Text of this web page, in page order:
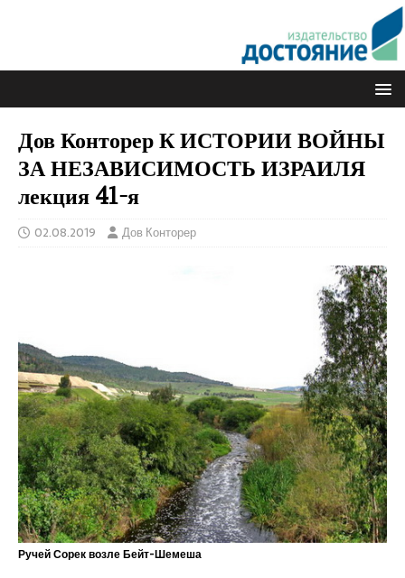
Дов Конторер К ИСТОРИИ ВОЙНЫ
ЗА НЕЗАВИСИМОСТЬ ИЗРАИЛЯ
лекция 41-я
02.08.2019 Дов Конторер
Ручей Сорек возле Бейт-Шемеша